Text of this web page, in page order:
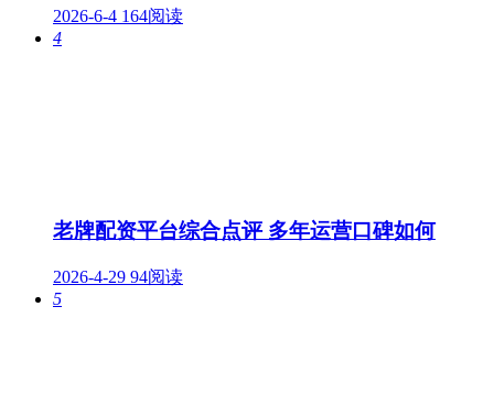
2026-6-4 164阅读
4
老牌配资平台综合点评 多年运营口碑如何
2026-4-29 94阅读
5